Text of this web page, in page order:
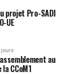
projet Pro-SADI
UE
jours
au
CCoM1